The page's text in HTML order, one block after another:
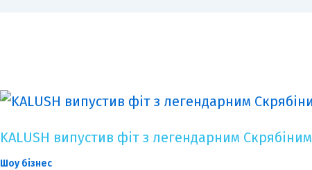
KALUSH випустив фіт з легендарним Скрябіним
Шоу бізнес